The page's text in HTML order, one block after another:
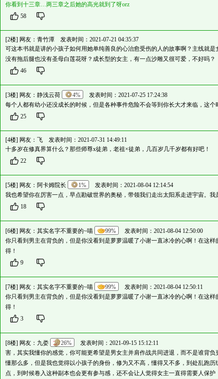
你看到十三章…两三章之后她的高光就到了呀orz
58
[2楼] 网友： 青竹潭 发表时间：2021-07-21 04:35:37
可这本书就是讲的小孩子如何用她单纯善良的心治愈受伤的人的故事啊？主线就
没有拖后腿也没有圣母白莲花呀？成长型的女主，有一点沙雕又很可爱，不好吗？
46
[3楼] 网友： 静浅云荷 4%
发表时间：2021-07-25 17:24:38
每个人都有幼小还没成长的时候，但是各种事件危险不会等到你长大才来临，这
25
[4楼] 网友： 飞 发表时间：2021-07-31 14:49:11
十多岁在修真界算什么？那些师尊x徒弟，老祖×徒弟，几百岁几千岁都有好吧！
22
[5楼] 网友： 阿卡姆院长 1%
发表时间：2021-08-04 12:14:54
我也希望你在厉害一点，早点勘破世界的奥秘，带领我们走出太阳系走进宇宙。
18
[6楼] 网友： 其实名字不重要的~喵 99%
发表时间：2021-08-04 12:50:00
你只看到男主在背负的，但是你没看到是萝萝温暖了小谢一直冰冷的心啊！在这
得！
9
[7楼] 网友： 其实名字不重要的~喵 99%
发表时间：2021-08-04 12:50:11
你只看到男主在背负的，但是你没看到是萝萝温暖了小谢一直冰冷的心啊！在这
得！
3
[8楼] 网友： 九娄 26%
发表时间：2021-09-15 15:12:11
害，其实我懂你的感觉，你可能更希望是男女主并肩作战共同进退，而不是谁背
懂那么多，但是我也觉得以小孩子的身份，修为又不高，懂得又不多，到处乱跑
点，到时候卷入这种副本也会更有参与感，还不会让人觉得女主一直得需要人保